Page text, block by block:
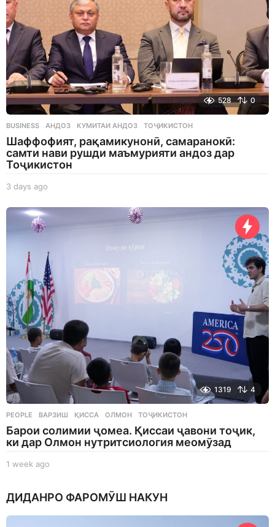
528 0
BUSINESS АНДОЗ ,КУМИТАИ АНДОЗ ,ТОҶИКИСТОН
Шаффофият, рақамикунонӣ, самаранокӣ:
самти нави рушди маъмурияти андоз дар
Тоҷикистон
3 days ago
a
g
o
1319 4
PEOPLE ВАРЗИШ ,ҚИССА ,ОЛМОН ,ТОҶИКИСТОН
Барои солимии ҷомеа. Қиссаи ҷавони тоҷик,
ки дар Олмон нутритсиология меомӯзад
1 week ago
e
ДИДАНРО ФАРОМӮШ НАКУН